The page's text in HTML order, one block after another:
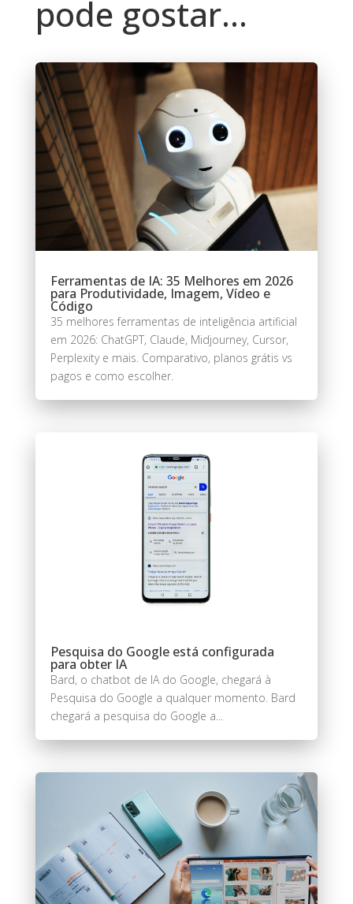
pode gostar…
Ferramentas de IA: 35 Melhores em 2026
para Produtividade, Imagem, Vídeo e
Código
35 melhores ferramentas de inteligência artificial
em 2026: ChatGPT, Claude, Midjourney, Cursor,
Perplexity e mais. Comparativo, planos grátis vs
pagos e como escolher.
Pesquisa do Google está configurada
para obter IA
Bard, o chatbot de IA do Google, chegará à
Pesquisa do Google a qualquer momento. Bard
chegará a pesquisa do Google a...